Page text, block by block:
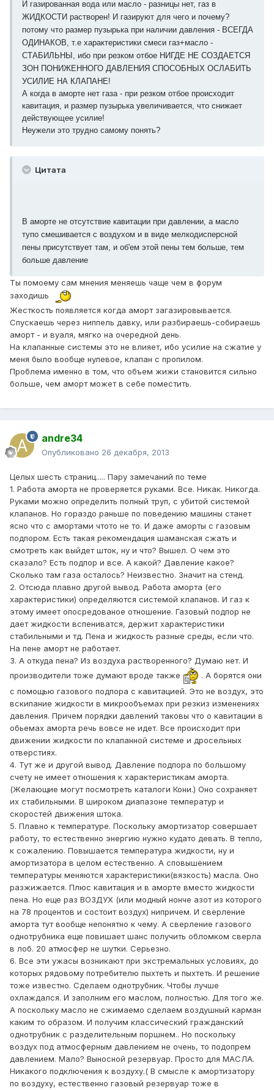
И газированная вода или масло - разницы нет, газ в
ЖИДКОСТИ растворен! И газируют для чего и почему?
потому что размер пузырька при наличии давления - ВСЕГДА
ОДИНАКОВ, т.е характеристики смеси газ+масло -
СТАБИЛЬНЫ, ибо при резком отбое НИГДЕ НЕ СОЗДАЕТСЯ
ЗОН ПОНИЖЕННОГО ДАВЛЕНИЯ СПОСОБНЫХ ОСЛАБИТЬ
УСИЛИЕ НА КЛАПАНЕ!
А когда в аморте нет газа - при резком отбое происходит
кавитация, и размер пузырька увеличивается, что снижает
действующее усилие!
Неужели это трудно самому понять?
Цитата
В аморте не отсутствие кавитации при давлении, а масло
тупо смешивается с воздухом и в виде мелкодисперсной
пены присутствует там, и об'ем этой пены тем больше, тем
больше давление
Ты помоему сам мнения меняешь чаще чем в форум
заходишь
Жесткость появляется когда аморт загазировывается.
Спускаешь через ниппель давку, или разбираешь-собираешь
аморт - и вуаля, мягко на очередной день.
На клапанные системы это не влияет, ибо усилие на сжатие у
меня было вообще нулевое, клапан с пропилом.
Проблема именно в том, что объем жижи становится сильно
больше, чем аморт может в себе поместить.
andre34
Опубликовано 26 декабря, 2013
Целых шесть страниц..... Пару замечаний по теме
1. Работа аморта не проверяется руками. Все. Никак. Никогда.
Руками можно определить полный труп, с убитой системой
клапанов. Но гораздо раньше по поведению машины станет
ясно что с амортами чтото не то. И даже аморты с газовым
подпором. Есть такая рекомендация шаманская сжать и
смотреть как выйдет шток, ну и что? Вышел. О чем это
сказало? Есть подпор и все. А какой? Давление какое?
Сколько там газа осталось? Неизвестно. Значит на стенд.
2. Отсюда плавно другой вывод. Работа аморта (его
характеристики) определяются системой клапанов. И газ к
этому имеет опосредованое отношение. Газовый подпор не
дает жидкости вспениватся, держит характеристики
стабильными и тд. Пена и жидкость разные среды, если что.
На пене аморт не работает.
3. А откуда пена? Из воздуха растворенного? Думаю нет. И
производители тоже думают вроде также
. А борятся они
с помощью газового подпора с кавитацией. Это не воздух, это
вскипание жидкости в микрообъемах при резкиз изменениях
давления. Причем порядки давлений таковы что о кавитации в
обьемах аморта речь вовсе не идет. Все происходит при
движении жидкости по клапанной системе и дросельных
отверстиях.
4. Тут же и другой вывод. Давление подпора по большому
счету не имеет отношения к характеристикам аморта.
(Желающие могут посмотреть каталоги Кони.) Оно сохраняет
их стабильными. В широком диапазоне температур и
скоростей движения штока.
5. Плавно к температуре. Поскольку амортизатор совершает
работу, то естественно энергию нужно кудато девать. В тепло,
к сожалению. Повышается температура жидкости, ну и
амортизатора в целом естественно. А сповышением
температуры меняются характеристики(вязкость) масла. Оно
разжижается. Плюс кавитация и в аморте вместо жидкости
пена. Но еще раз ВОЗДУХ (или модный нонче азот из которого
на 78 процентов и состоит воздух) нипричем. И сверление
аморта тут вообще непонятно к чему. А сверление газового
однотрубника еще повишает шанс получить обломком сверла
в лоб. 20 атмосфер не шутки. Серьезно.
6. Все эти ужасы возникают при экстремальных условиях, до
которых рядовому потребителю пыхтеть и пыхтеть. И решение
тоже известно. Сделаем однотрубник. Чтобы лучше
охлаждался. И заполним его маслом, полностью. Для того же.
А поскольку масло не сжимаемо сделаем воздушный карман
каким то образом. И получим классический гражданский
однотрубник с разделительным поршнем.. Но поскольку
воздух под атмосферным давлением не очень, то подопрем
давлением. Мало? Выносной резервуар. Просто для МАСЛА.
Никакого подключения к воздуху.( В смысле к амортизатору
по воздуху, естественно газовый резервуар тоже в